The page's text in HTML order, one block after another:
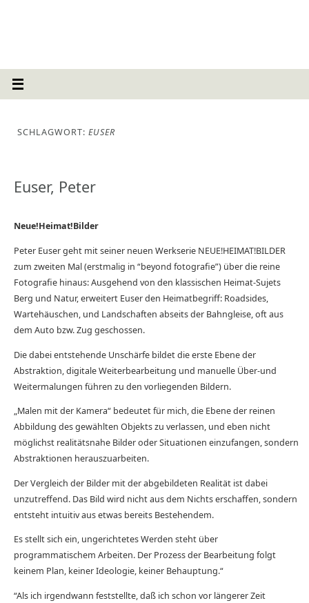
SCHLAGWORT: EUSER
Euser, Peter
Neue!Heimat!Bilder
Peter Euser geht mit seiner neuen Werkserie NEUE!HEIMAT!BILDER
zum zweiten Mal (erstmalig in “beyond fotografie”) über die reine
Fotografie hinaus: Ausgehend von den klassischen Heimat-Sujets
Berg und Natur, erweitert Euser den Heimatbegriff: Roadsides,
Wartehäuschen, und Landschaften abseits der Bahngleise, oft aus
dem Auto bzw. Zug geschossen.
Die dabei entstehende Unschärfe bildet die erste Ebene der
Abstraktion, digitale Weiterbearbeitung und manuelle Über-und
Weitermalungen führen zu den vorliegenden Bildern.
„Malen mit der Kamera“ bedeutet für mich, die Ebene der reinen
Abbildung des gewählten Objekts zu verlassen, und eben nicht
möglichst realitätsnahe Bilder oder Situationen einzufangen, sondern
Abstraktionen herauszuarbeiten.
Der Vergleich der Bilder mit der abgebildeten Realität ist dabei
unzutreffend. Das Bild wird nicht aus dem Nichts erschaffen, sondern
entsteht intuitiv aus etwas bereits Bestehendem.
Es stellt sich ein, ungerichtetes Werden steht über
programmatischem Arbeiten. Der Prozess der Bearbeitung folgt
keinem Plan, keiner Ideologie, keiner Behauptung.“
“Als ich irgendwann feststellte, daß ich schon vor längerer Zeit